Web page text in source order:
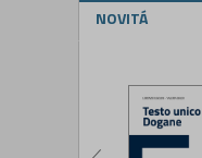
NOVITÁ